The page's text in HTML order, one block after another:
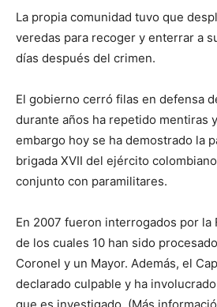
La propia comunidad tuvo que
veredas para recoger y enterrar a
días después del crimen.
El gobierno cerró filas en defensa
durante años ha repetido mentiras
embargo hoy se ha demostrado la
brigada XVII del ejército
conjunto con paramilitares.
En 2007 fueron interrogados por la
de los cuales 10 han sido
Coronel y un Mayor. Además, el
declarado culpable y ha